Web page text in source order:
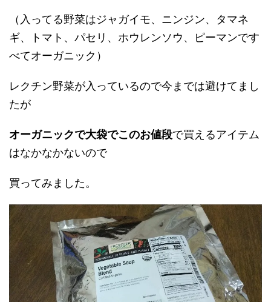
（入ってる野菜はジャガイモ、ニンジン、タマネ
ギ、トマト、パセリ、ホウレンソウ、ピーマンです
べてオーガニック）
レクチン野菜が入っているので今までは避けてまし
たが
オーガニックで大袋でこのお値段で買えるアイテム
はなかなかないので
買ってみました。